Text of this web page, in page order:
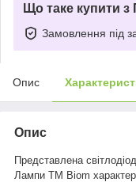
Що таке купити
Замовлення під
Опис
Опис
Представлена
Лампи ТМ Biom